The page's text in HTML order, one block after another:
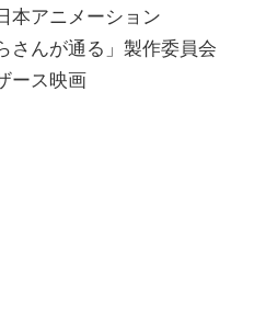
本アニメーション
さんが通る」製作委員会
ース映画